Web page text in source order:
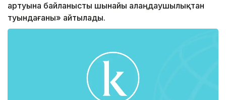
артуына байланысты шынайы алаңдаушылықтан
туындағаны» айтылады.